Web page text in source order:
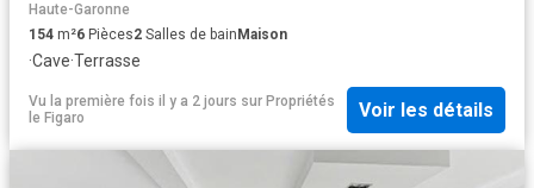
Haute-Garonne
154 m²6 Pièces2 Salles de bain Maison
·Cave·Terrasse
Vu la première fois il y a 2 jours sur Propriétés
le Figaro
Voir les détails